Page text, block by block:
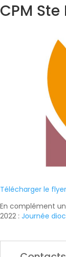
CPM
Télécharger le
En complément
2022 : Journée